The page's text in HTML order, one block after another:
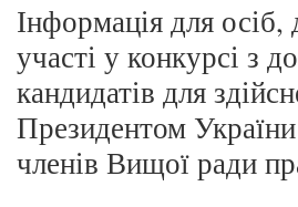
Інформація для
участі у конкурсі з
кандидатів для
Президентом
членів Вищої ради